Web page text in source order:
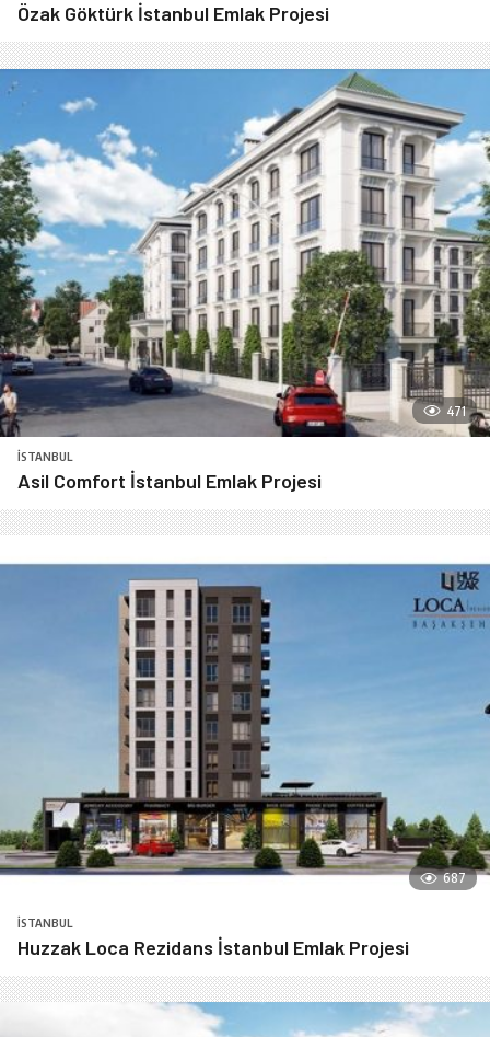
Özak Göktürk İstanbul Emlak Projesi
471
İSTANBUL
Asil Comfort İstanbul Emlak Projesi
687
İSTANBUL
Huzzak Loca Rezidans İstanbul Emlak Projesi